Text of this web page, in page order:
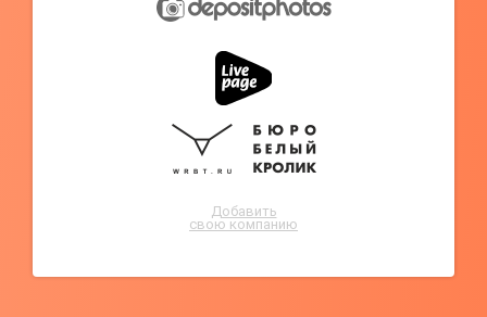
Добавить
свою компанию